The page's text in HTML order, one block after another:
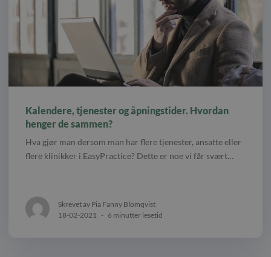
Kalendere, tjenester og åpningstider. Hvordan
henger de sammen?
Hva gjør man dersom man har flere tjenester, ansatte eller
flere klinikker i EasyPractice? Dette er noe vi får svært…
Skrevet av Pia Fanny Blomqvist
18-02-2021
- 6 minutter lesetid